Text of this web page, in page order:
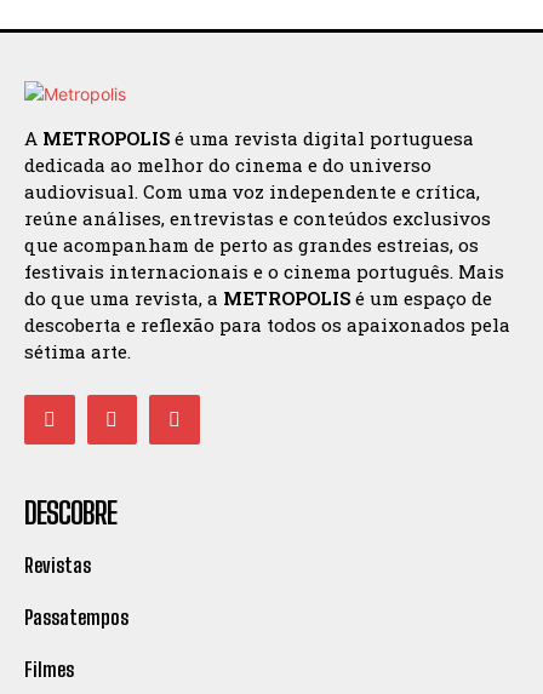
A METROPOLIS é uma revista digital portuguesa
dedicada ao melhor do cinema e do universo
audiovisual. Com uma voz independente e crítica,
reúne análises, entrevistas e conteúdos exclusivos
que acompanham de perto as grandes estreias, os
festivais internacionais e o cinema português. Mais
do que uma revista, a METROPOLIS é um espaço de
descoberta e reflexão para todos os apaixonados pela
sétima arte.
DESCOBRE
Revistas
Passatempos
Filmes